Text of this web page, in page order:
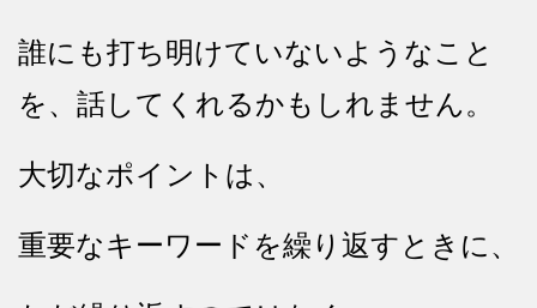
誰にも打ち明けていないようなこと
を、話してくれるかもしれません。
大切なポイントは、
重要なキーワードを繰り返すときに、